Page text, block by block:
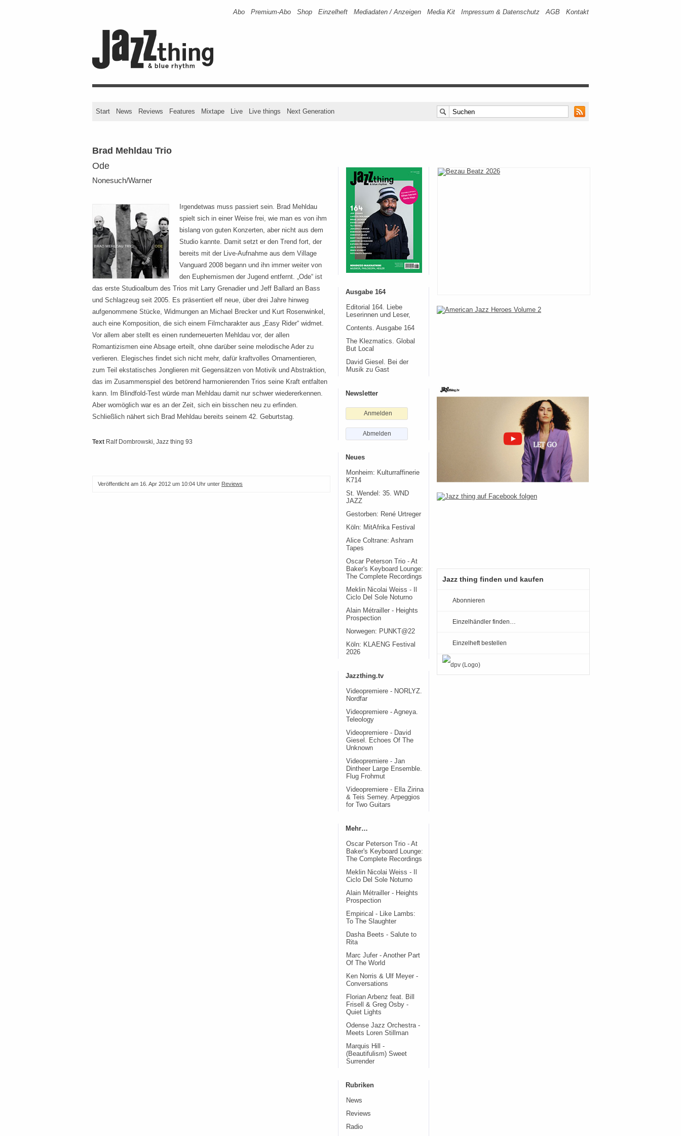
Abo Premium-Abo Shop Einzelheft Mediadaten / Anzeigen Media Kit Impressum & Datenschutz AGB Kontakt
Start News Reviews Features Mixtape Live Live things Next Generation
Brad Mehldau Trio
Ode
Nonesuch/Warner
Irgendetwas muss passiert sein. Brad Mehldau
spielt sich in einer Weise frei, wie man es von ihm
bislang von guten Konzerten, aber nicht aus dem
Studio kannte. Damit setzt er den Trend fort, der
bereits mit der Live-Aufnahme aus dem Village
Vanguard 2008 begann und ihn immer weiter von
den Euphemismen der Jugend entfernt. „Ode“ ist
das erste Studioalbum des Trios mit Larry Grenadier und Jeff Ballard an Bass
und Schlagzeug seit 2005. Es präsentiert elf neue, über drei Jahre hinweg
aufgenommene Stücke, Widmungen an Michael Brecker und Kurt Rosenwinkel,
auch eine Komposition, die sich einem Filmcharakter aus „Easy Rider“ widmet.
Vor allem aber stellt es einen runderneuerten Mehldau vor, der allen
Romantizismen eine Absage erteilt, ohne darüber seine melodische Ader zu
verlieren. Elegisches findet sich nicht mehr, dafür kraftvolles Ornamentieren,
zum Teil ekstatisches Jonglieren mit Gegensätzen von Motivik und Abstraktion,
das im Zusammenspiel des betörend harmonierenden Trios seine Kraft entfalten
kann. Im Blindfold-Test würde man Mehldau damit nur schwer wiedererkennen.
Aber womöglich war es an der Zeit, sich ein bisschen neu zu erfinden.
Schließlich nähert sich Brad Mehldau bereits seinem 42. Geburtstag.
Text Ralf Dombrowski, Jazz thing 93
Veröffentlicht am 16. Apr 2012 um 10:04 Uhr unter Reviews
Ausgabe 164
Editorial 164. Liebe
Leserinnen und Leser,
Contents. Ausgabe 164
The Klezmatics. Global
But Local
David Giesel. Bei der
Musik zu Gast
Newsletter
Anmelden
Abmelden
Neues
Monheim: Kulturraffinerie
K714
St. Wendel: 35. WND
JAZZ
Gestorben: René Urtreger
Köln: MitAfrika Festival
Alice Coltrane: Ashram
Tapes
Oscar Peterson Trio - At
Baker's Keyboard Lounge:
The Complete Recordings
Meklin Nicolai Weiss - Il
Ciclo Del Sole Noturno
Alain Métrailler - Heights
Prospection
Norwegen: PUNKT@22
Köln: KLAENG Festival
2026
Jazzthing.tv
Videopremiere - NORLYZ.
Nordfar
Videopremiere - Agneya.
Teleology
Videopremiere - David
Giesel. Echoes Of The
Unknown
Videopremiere - Jan
Dintheer Large Ensemble.
Flug Frohmut
Videopremiere - Ella Zirina
& Teis Semey. Arpeggios
for Two Guitars
Mehr…
Oscar Peterson Trio - At
Baker's Keyboard Lounge:
The Complete Recordings
Meklin Nicolai Weiss - Il
Ciclo Del Sole Noturno
Alain Métrailler - Heights
Prospection
Empirical - Like Lambs:
To The Slaughter
Dasha Beets - Salute to
Rita
Marc Jufer - Another Part
Of The World
Ken Norris & Ulf Meyer -
Conversations
Florian Arbenz feat. Bill
Frisell & Greg Osby -
Quiet Lights
Odense Jazz Orchestra -
Meets Loren Stillman
Marquis Hill -
(Beautifulism) Sweet
Surrender
Rubriken
News
Reviews
Radio
Jazz thing finden und kaufen
Abonnieren
Einzelhändler finden…
Einzelheft bestellen